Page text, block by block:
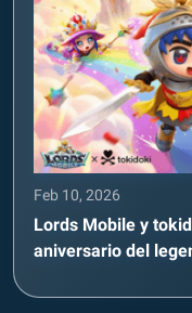
Feb 10, 2026
Lords Mobile y
aniversario del